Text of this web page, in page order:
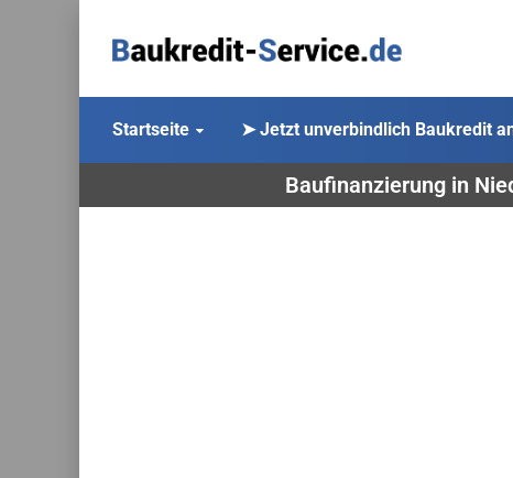
Startseite ➤ Jetzt unverbindlich Baukredit
Baufinanzierung in